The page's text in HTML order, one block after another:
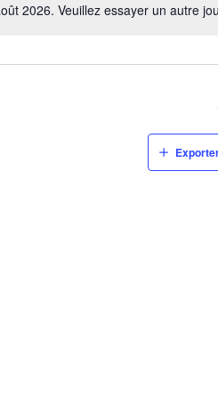
2026. Veuillez essayer un autre